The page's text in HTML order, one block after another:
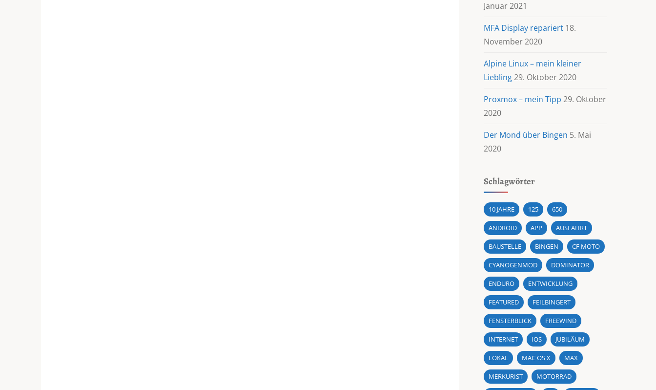
Januar 2021
MFA Display repariert 18.
November 2020
Alpine Linux – mein kleiner
Liebling29. Oktober 2020
Proxmox – mein Tipp 29. Oktober
2020
Der Mond über Bingen 5. Mai
2020
Schlagwörter
10 JAHRE 125 650
ANDROID APP AUSFAHRT
BAUSTELLE BINGEN CF MOTO
CYANOGENMOD DOMINATOR
ENDURO ENTWICKLUNG
FEATURED FEILBINGERT
FENSTERBLICK FREEWIND
INTERNET IOS JUBILÄUM
LOKAL MAC OS X MAX
MERKURIST MOTORRAD